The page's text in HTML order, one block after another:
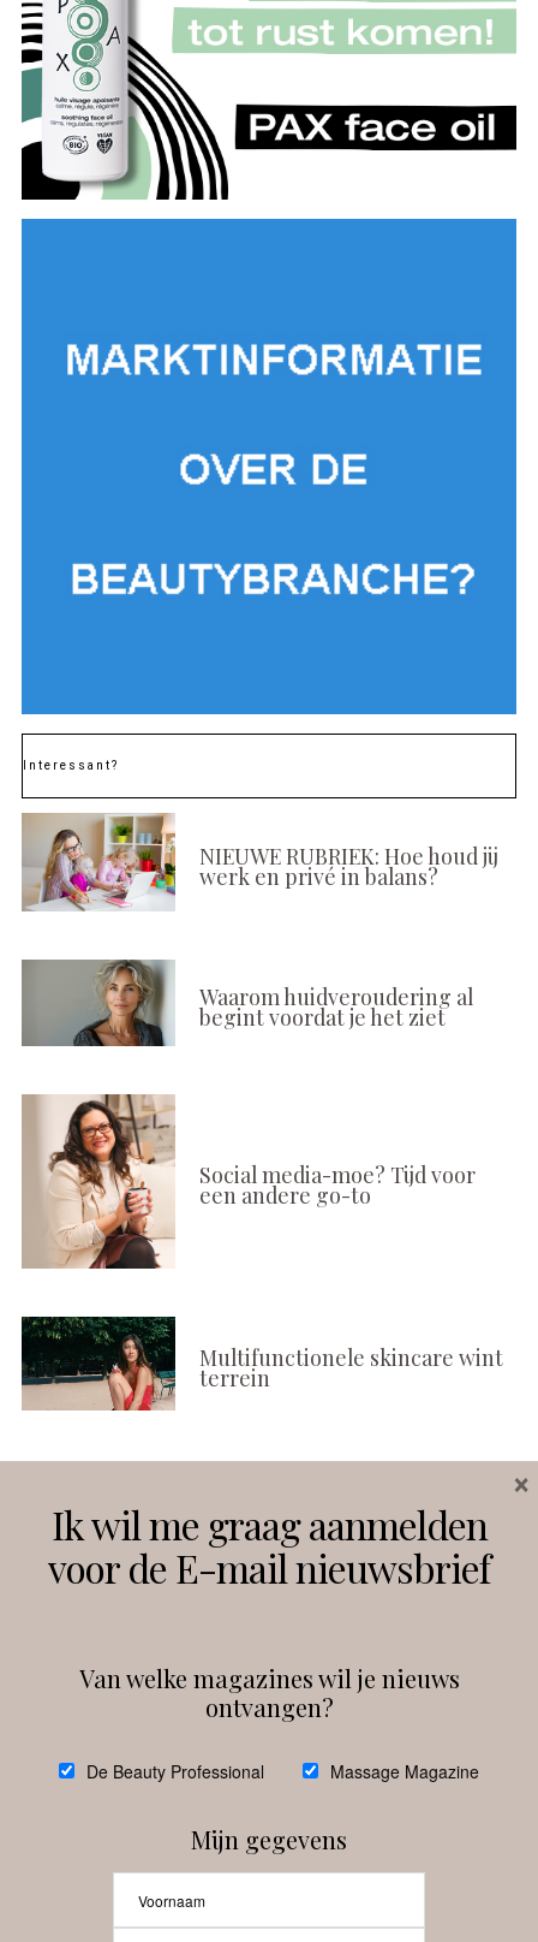
Interessant?
NIEUWE RUBRIEK: Hoe houd jij
werk en privé in balans?
Waarom huidveroudering al
begint voordat je het ziet
Social media-moe? Tijd voor
een andere go-to
Multifunctionele skincare wint
terrein
Instagram Facebook
debeautyprofessional
Ik wil me graag aanmelden
voor de E-mail nieuwsbrief
Van welke magazines wil je nieuws
ontvangen?
De Beauty Professional Massage Magazine
Mijn gegevens
×